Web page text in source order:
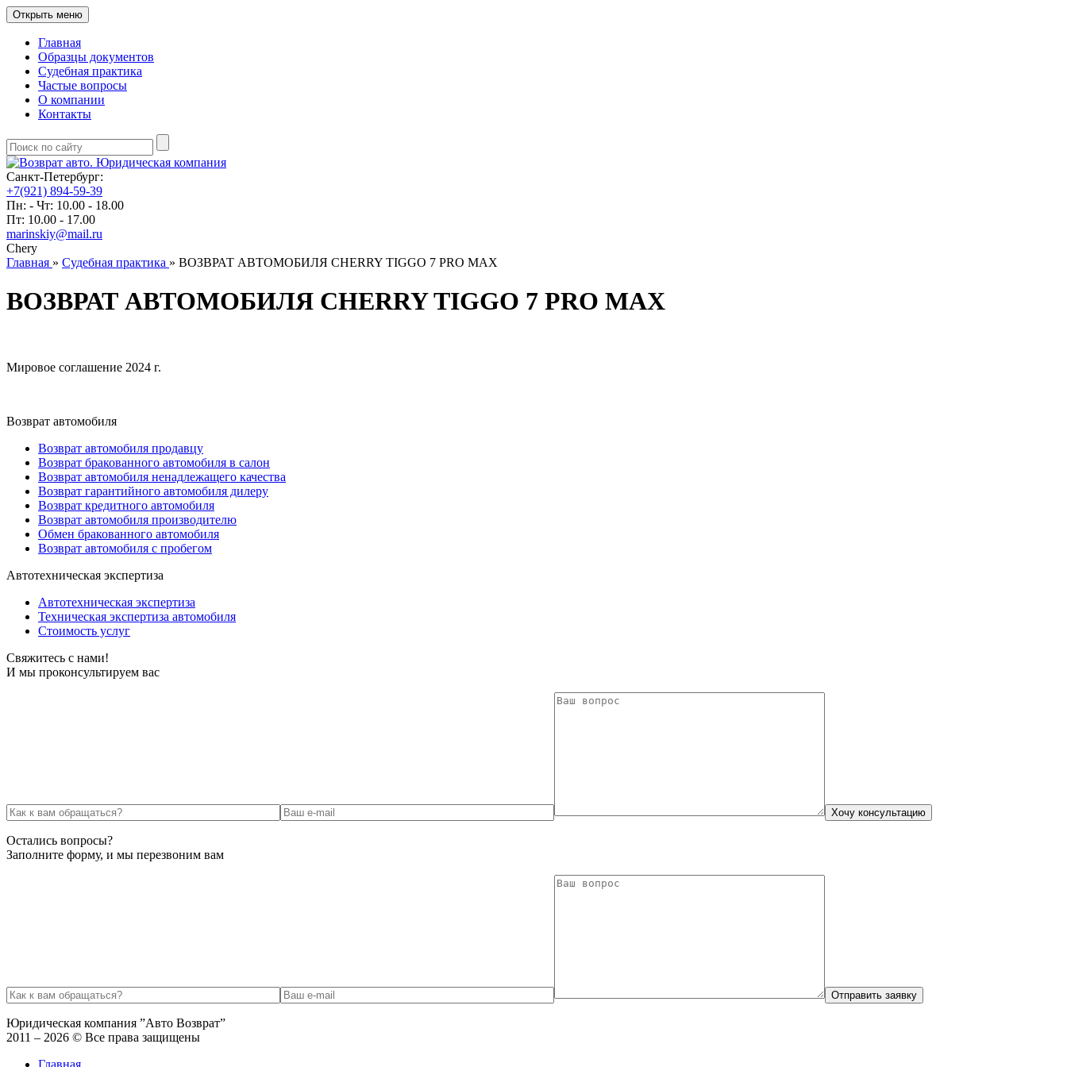
Открыть меню
Главная
Образцы документов
Судебная практика
Частые вопросы
О компании
Контакты
Санкт-Петербург:
+7(921) 894-59-39
Пн: - Чт: 10.00 - 18.00
Пт: 10.00 - 17.00
marinskiy@mail.ru
Chery
Главная » Судебная практика » ВОЗВРАТ АВТОМОБИЛЯ CHERRY TIGGO 7 PRO MAX
ВОЗВРАТ АВТОМОБИЛЯ CHERRY TIGGO 7 PRO MAX
Мировое соглашение 2024 г.
Возврат автомобиля
Возврат автомобиля продавцу
Возврат бракованного автомобиля в салон
Возврат автомобиля ненадлежащего качества
Возврат гарантийного автомобиля дилеру
Возврат кредитного автомобиля
Возврат автомобиля производителю
Обмен бракованного автомобиля
Возврат автомобиля с пробегом
Автотехническая экспертиза
Автотехническая экспертиза
Техническая экспертиза автомобиля
Стоимость услуг
Свяжитесь с нами!
И мы проконсультируем вас
Остались вопросы?
Заполните форму, и мы перезвоним вам
Юридическая компания ”Авто Возврат”
2011 – 2026 © Все права защищены
Главная